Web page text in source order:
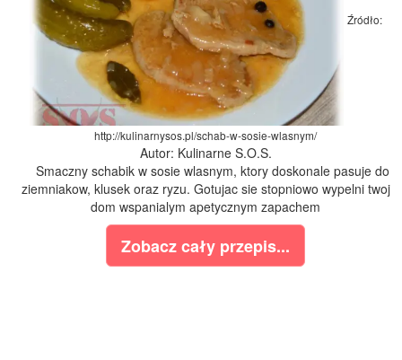
Źródło:
http://kulinarnysos.pl/schab-w-sosie-wlasnym/
Autor: Kulinarne S.O.S.
Smaczny schabik w sosie wlasnym, ktory doskonale pasuje do
ziemniakow, klusek oraz ryzu. Gotujac sie stopniowo wypelni twoj
dom wspanialym apetycznym zapachem
Zobacz cały przepis...